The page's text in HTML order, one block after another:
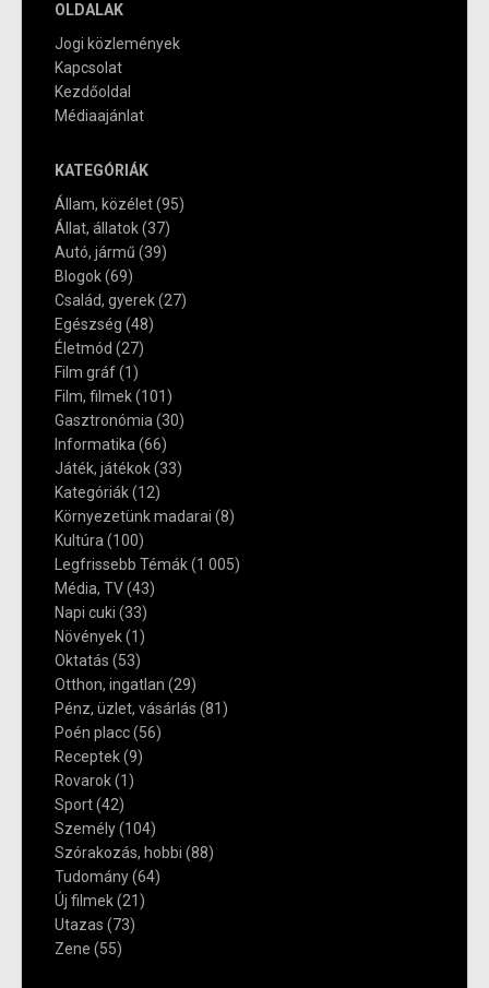
OLDALAK
Jogi közlemények
Kapcsolat
Kezdőoldal
Médiaajánlat
KATEGÓRIÁK
Állam, közélet(95)
Állat, állatok(37)
Autó, jármű (39)
Blogok(69)
Család, gyerek(27)
Egészség (48)
Életmód (27)
Film gráf(1)
Film, filmek(101)
Gasztronómia(30)
Informatika(66)
Játék, játékok(33)
Kategóriák(12)
Környezetünk madarai (8)
Kultúra(100)
Legfrissebb Témák(1 005)
Média, TV(43)
Napi cuki (33)
Növények(1)
Oktatás (53)
Otthon, ingatlan (29)
Pénz, üzlet, vásárlás (81)
Poén placc(56)
Receptek(9)
Rovarok(1)
Sport(42)
Személy(104)
Szórakozás, hobbi (88)
Tudomány(64)
Új filmek(21)
Utazas (73)
Zene (55)